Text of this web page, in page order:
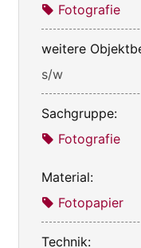
Fotografie
weitere
s/w
Sachgruppe:
Fotografie
Material:
Fotopapier
Technik: